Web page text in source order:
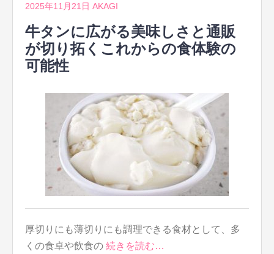
2025年11月21日 AKAGI
牛タンに広がる美味しさと通販
が切り拓くこれからの食体験の
可能性
厚切りにも薄切りにも調理できる食材として、多
くの食卓や飲食の 続きを読む…